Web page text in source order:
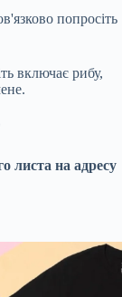
попросіть
включає рибу,
листа на адресу